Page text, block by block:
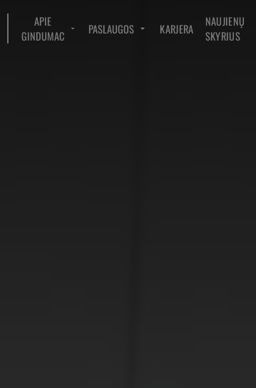
APIE
GINDUMAC
PASLAUGOS KARJERA
NAUJIENŲ
SKYRIUS